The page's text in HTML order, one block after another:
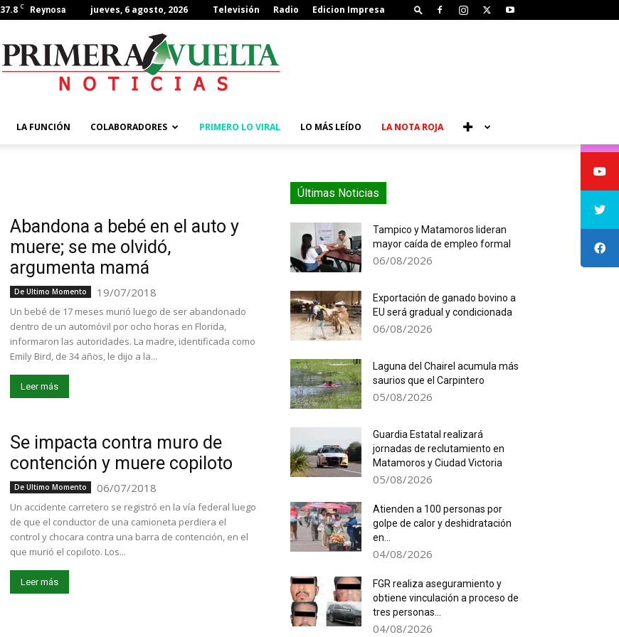
37.8 C Reynosa jueves, 6 agosto, 2026 Televisión Radio Edicion Impresa
LA FUNCIÓN COLABORADORES PRIMERO LO VIRAL LO MÁS LEÍDO LA NOTA ROJA
Abandona a bebé en el auto y
muere; se me olvidó,
argumenta mamá
De Ultimo Momento 19/07/2018
Un bebé de 17 meses murió luego de ser abandonado
dentro de un automóvil por ocho horas en Florida,
informaron las autoridades. La madre, identificada como
Emily Bird, de 34 años, le dijo a la...
Leer más
Se impacta contra muro de
contención y muere copiloto
De Ultimo Momento 06/07/2018
Un accidente carretero se registró en la vía federal luego
de que el conductor de una camioneta perdiera el
control y chocara contra una barra de contención, en el
que murió el copiloto. Los...
Leer más
Últimas Noticias
Tampico y Matamoros lideran
mayor caída de empleo formal
06/08/2026
Exportación de ganado bovino a
EU será gradual y condicionada
06/08/2026
Laguna del Chairel acumula más
saurios que el Carpintero
05/08/2026
Guardia Estatal realizará
jornadas de reclutamiento en
Matamoros y Ciudad Victoria
05/08/2026
Atienden a 100 personas por
golpe de calor y deshidratación
en...
04/08/2026
FGR realiza aseguramiento y
obtiene vinculación a proceso de
tres personas...
04/08/2026